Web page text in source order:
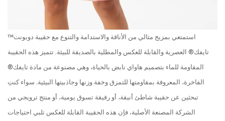
استمتعي بمزيج مثالي من الأناقة والاستدامة والتنوع مع حقيبة دوبونت™
تايفك® العصرية والقابلة للعكس والمطلية بالصديقة للبيئة. تتميز هذه الحقيبة
المقاومة للماء بتصميم هاواي نابض بالحياة، وهي مصنوعة من مادة تايفك®
الفاخرة، المعروفة بمقاومتها للتمزق وخفة وزنها وجاذبيتها البيئية. سواء كنتِ
تبحثين عن حقيبة شاطئ أنيقة، أو رفيقة تسوق يومية، أو منتج ترويجي من
الشركة المصنعة الأصلية، فإن هذه الحقيبة القابلة للعكس تلبي احتياجات